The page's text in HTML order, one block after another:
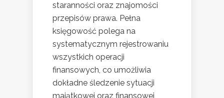
staranności oraz znajomości
przepisów prawa. Pełna
księgowość polega na
systematycznym rejestrowaniu
wszystkich operacji
finansowych, co umożliwia
dokładne śledzenie sytuacji
majątkowej oraz finansowej